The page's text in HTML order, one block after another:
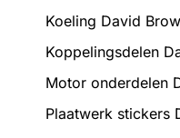
Koeling David
Koppelingsdelen
Motor onderdelen
Plaatwerk stickers